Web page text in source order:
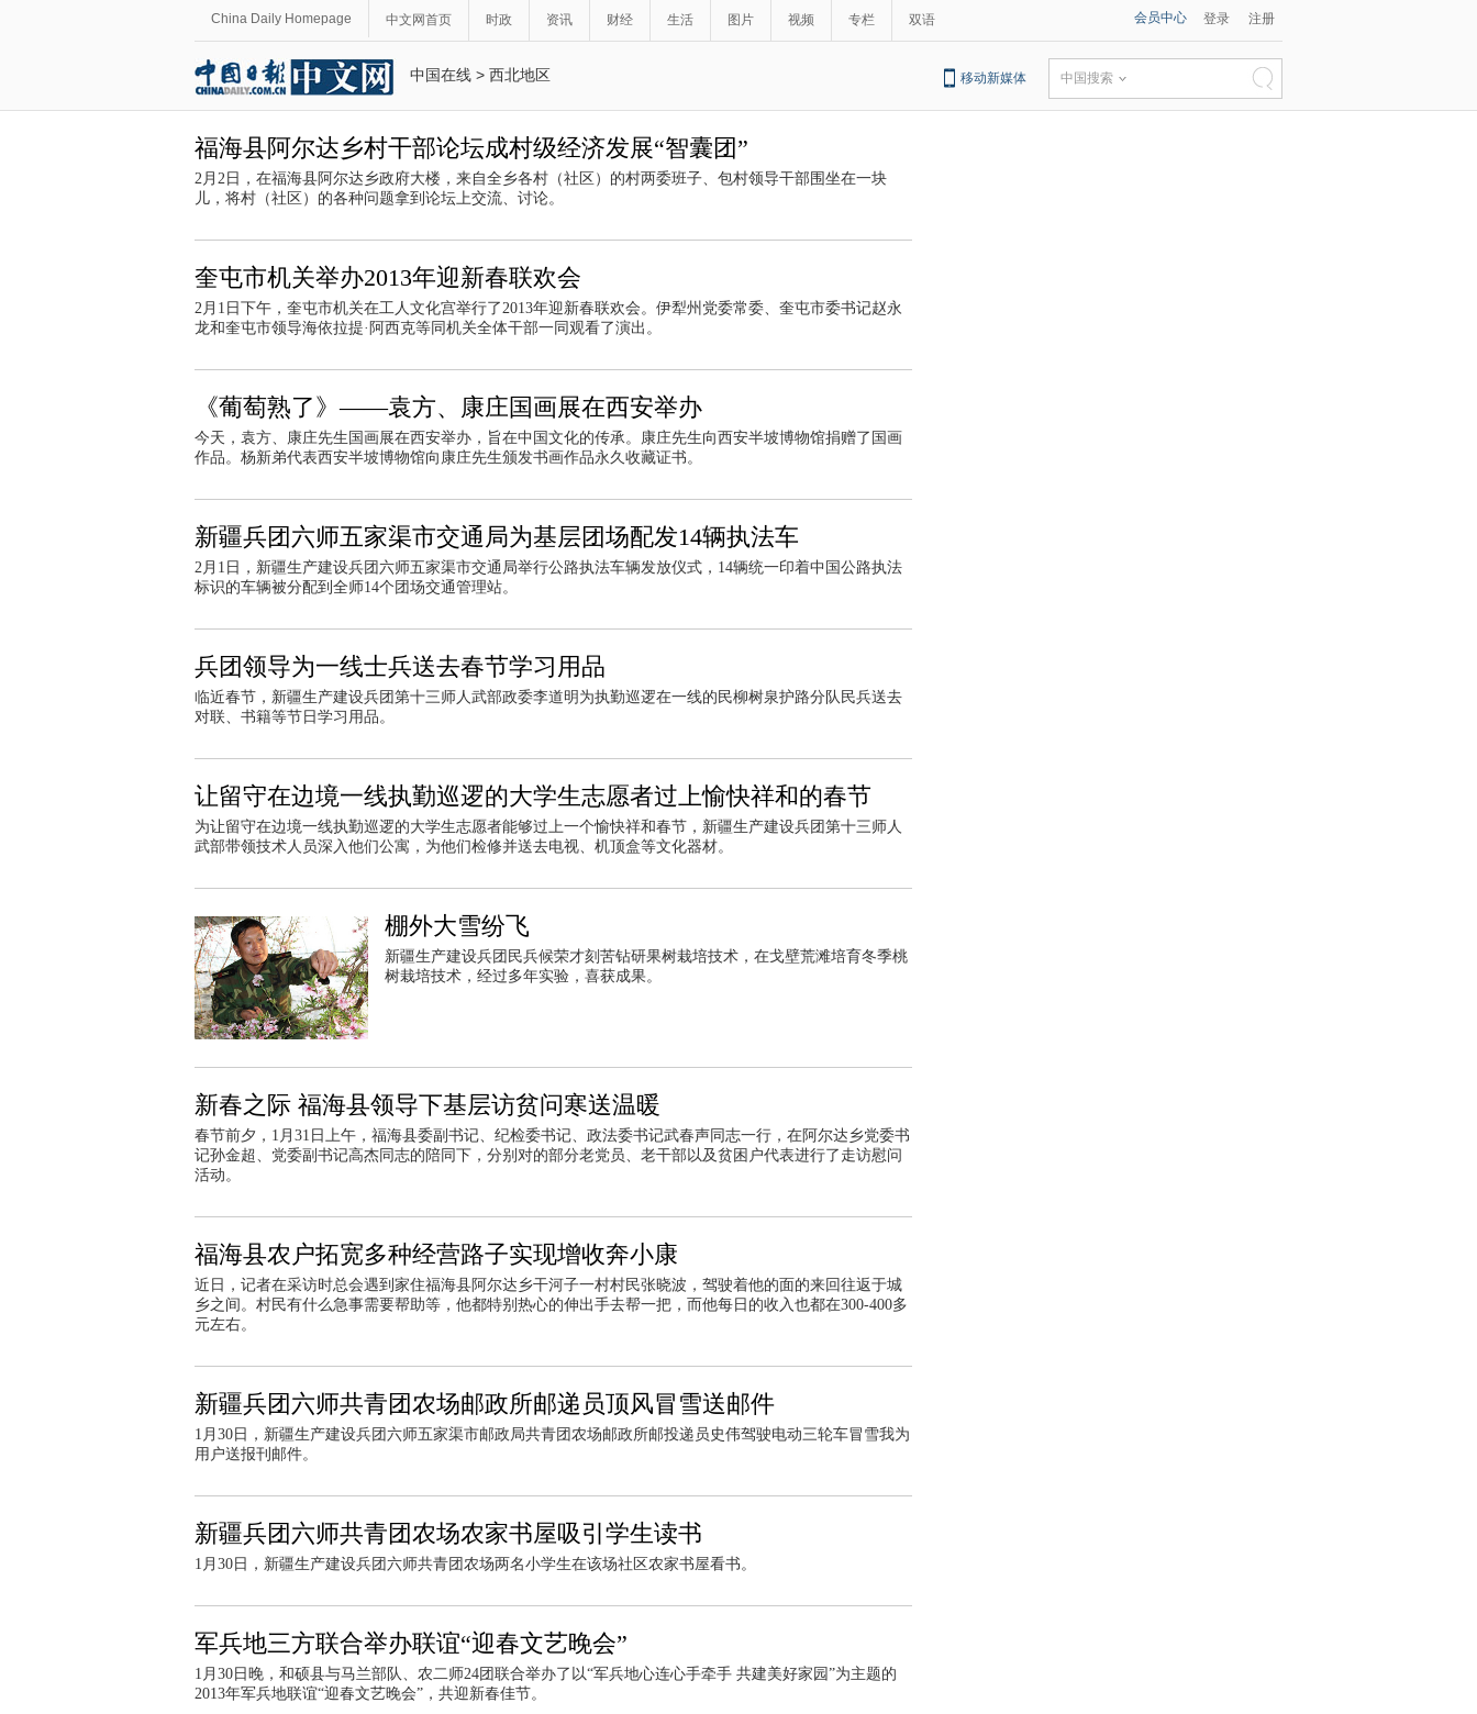
China Daily Homepage 中文网首页 时政 资讯 财经 生活 图片 视频 专栏 双语 会员中心 登录 注册
中国在线 > 西北地区 移动新媒体 中国搜索
福海县阿尔达乡村干部论坛成村级经济发展“智囊团”
2月2日，在福海县阿尔达乡政府大楼，来自全乡各村（社区）的村两委班子、包村领导干部围坐在一块
儿，将村（社区）的各种问题拿到论坛上交流、讨论。
奎屯市机关举办2013年迎新春联欢会
2月1日下午，奎屯市机关在工人文化宫举行了2013年迎新春联欢会。伊犁州党委常委、奎屯市委书记赵永
龙和奎屯市领导海依拉提·阿西克等同机关全体干部一同观看了演出。
《葡萄熟了》——袁方、康庄国画展在西安举办
今天，袁方、康庄先生国画展在西安举办，旨在中国文化的传承。康庄先生向西安半坡博物馆捐赠了国画
作品。杨新弟代表西安半坡博物馆向康庄先生颁发书画作品永久收藏证书。
新疆兵团六师五家渠市交通局为基层团场配发14辆执法车
2月1日，新疆生产建设兵团六师五家渠市交通局举行公路执法车辆发放仪式，14辆统一印着中国公路执法
标识的车辆被分配到全师14个团场交通管理站。
兵团领导为一线士兵送去春节学习用品
临近春节，新疆生产建设兵团第十三师人武部政委李道明为执勤巡逻在一线的民柳树泉护路分队民兵送去
对联、书籍等节日学习用品。
让留守在边境一线执勤巡逻的大学生志愿者过上愉快祥和的春节
为让留守在边境一线执勤巡逻的大学生志愿者能够过上一个愉快祥和春节，新疆生产建设兵团第十三师人
武部带领技术人员深入他们公寓，为他们检修并送去电视、机顶盒等文化器材。
棚外大雪纷飞
新疆生产建设兵团民兵候荣才刻苦钻研果树栽培技术，在戈壁荒滩培育冬季桃
树栽培技术，经过多年实验，喜获成果。
新春之际 福海县领导下基层访贫问寒送温暖
春节前夕，1月31日上午，福海县委副书记、纪检委书记、政法委书记武春声同志一行，在阿尔达乡党委书
记孙金超、党委副书记高杰同志的陪同下，分别对的部分老党员、老干部以及贫困户代表进行了走访慰问
活动。
福海县农户拓宽多种经营路子实现增收奔小康
近日，记者在采访时总会遇到家住福海县阿尔达乡干河子一村村民张晓波，驾驶着他的面的来回往返于城
乡之间。村民有什么急事需要帮助等，他都特别热心的伸出手去帮一把，而他每日的收入也都在300-400多
元左右。
新疆兵团六师共青团农场邮政所邮递员顶风冒雪送邮件
1月30日，新疆生产建设兵团六师五家渠市邮政局共青团农场邮政所邮投递员史伟驾驶电动三轮车冒雪我为
用户送报刊邮件。
新疆兵团六师共青团农场农家书屋吸引学生读书
1月30日，新疆生产建设兵团六师共青团农场两名小学生在该场社区农家书屋看书。
军兵地三方联合举办联谊“迎春文艺晚会”
1月30日晚，和硕县与马兰部队、农二师24团联合举办了以“军兵地心连心手牵手 共建美好家园”为主题的
2013年军兵地联谊“迎春文艺晚会”，共迎新春佳节。